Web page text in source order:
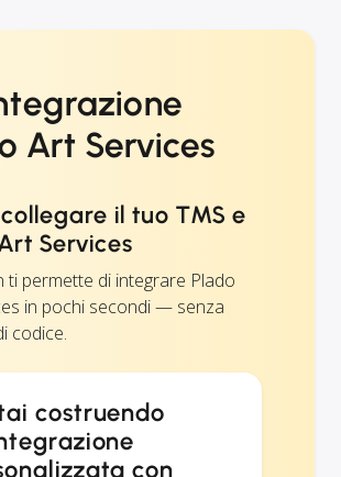
Art Services
il tuo TMS e
Services
ti permette di integrare Plado
in pochi secondi — senza
codice.
costruendo
con